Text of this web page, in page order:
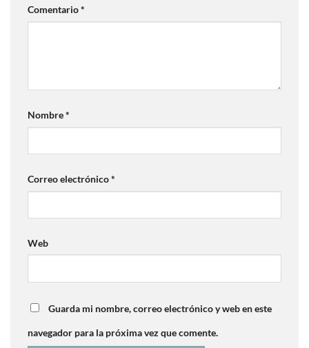
Comentario*
Nombre*
Correo electrónico*
Web
Guarda mi nombre, correo electrónico y web en este
navegador para la próxima vez que comente.